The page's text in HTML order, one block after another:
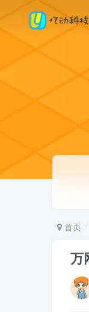
首页
万